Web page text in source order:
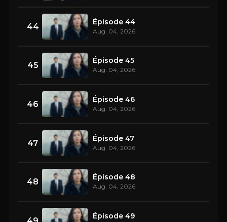
44 Épisode 44
Aug. 04, 2026
45 Épisode 45
Aug. 04, 2026
46 Épisode 46
Aug. 04, 2026
47 Épisode 47
Aug. 04, 2026
48 Épisode 48
Aug. 04, 2026
Épisode 49